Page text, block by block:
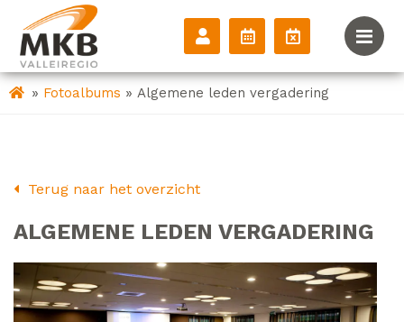
» Fotoalbums » Algemene leden vergadering
Terug naar het overzicht
ALGEMENE LEDEN VERGADERING